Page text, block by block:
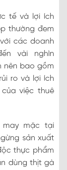
tế và lợi ích
thường đem
các doanh
vài nghìn
nên bao gồm
ro và lợi ích
việc thuê
may mặc tại
sản xuất
thực phẩm
dùng thịt gà